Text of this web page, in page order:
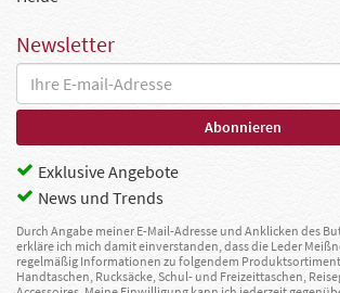
Newsletter
Exklusive Angebote
News und Trends
Durch Angabe meiner E-Mail-Adresse und Anklicken des
erkläre ich mich damit einverstanden, dass die Leder
regelmäßig Informationen zu folgendem Produktsortiment
Handtaschen, Rucksäcke, Schul- und Freizeittaschen,